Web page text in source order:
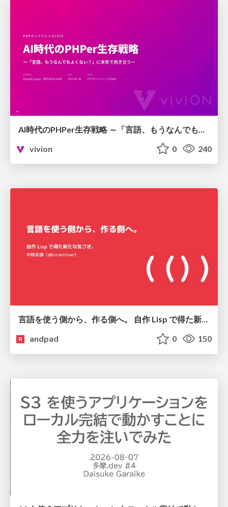
vivion
0 240
言語を使う側から、作る側へ。 自作 Lisp で得た新たな気づき。
andpad
0 150